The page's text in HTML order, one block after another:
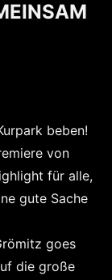
beben!
von
für alle,
gute Sache
goes
die große